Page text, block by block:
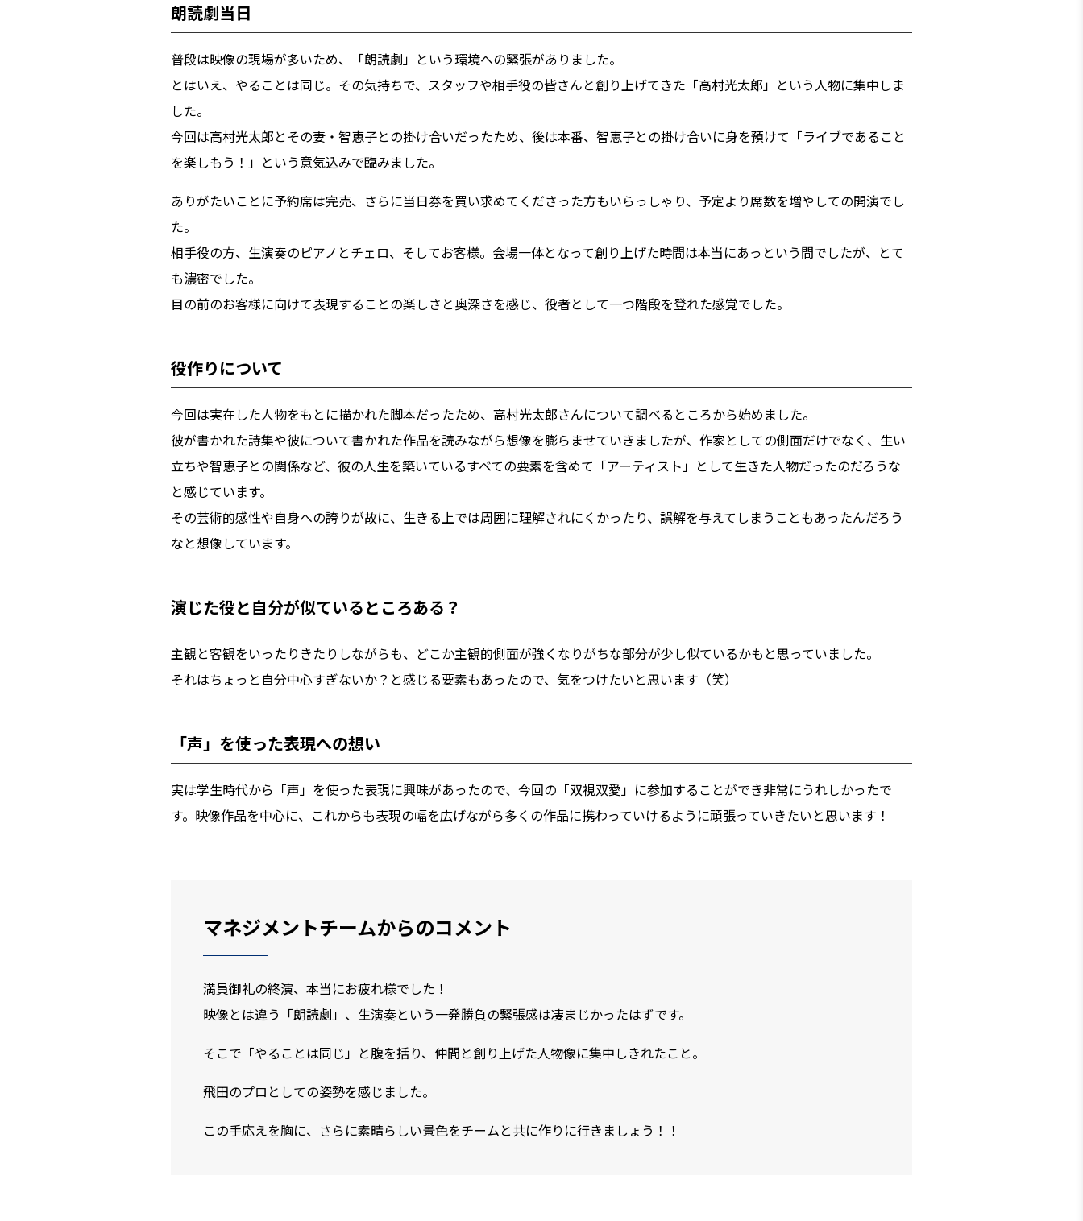
朗読劇当日
普段は映像の現場が多いため、「朗読劇」という環境への緊張がありました。
とはいえ、やることは同じ。その気持ちで、スタッフや相手役の皆さんと創り上げてきた「高村光太郎」という人物に集中しま
した。
今回は高村光太郎とその妻・智恵子との掛け合いだったため、後は本番、智恵子との掛け合いに身を預けて「ライブであること
を楽しもう！」という意気込みで臨みました。
ありがたいことに予約席は完売、さらに当日券を買い求めてくださった方もいらっしゃり、予定より席数を増やしての開演でし
た。
相手役の方、生演奏のピアノとチェロ、そしてお客様。会場一体となって創り上げた時間は本当に​あっという間でしたが、とて
も濃密でした。
目の前のお客様に向けて表現することの楽しさと奥深さを感じ、役者として一つ階段を登れた感覚でした。
役作りについて
今回は実在した人物をもとに描かれた脚本だったため、高村光太郎さんについて調べるところから始めました。
彼が書かれた詩集や彼について書かれた作品を読みながら想像を膨らませていきましたが、作家としての側面だけでなく、生い
立ちや智恵子との関係など、彼の人生を築いているすべての要素を含めて「アーティスト」として生きた人物だったのだろうな
と感じています。
その芸術的感性や自身への誇りが故に、生きる上では周囲に理解されにくかったり、誤解を与えてしまうこともあったんだろう
なと想像しています。
演じた役と自分が似ているところある？
主観と客観をいったりきたりしながらも、どこか主観的側面が強くなりがちな部分が少し似ているかもと思っていました。
それはちょっと自分中心すぎないか？と感じる要素もあったので、気をつけたいと思います（笑）
「声」を使った表現への想い
実は学生時代から「声」を使った表現に興味があったので、今回の「双視双愛」に参加することができ非常にうれしかったで
す。映像作品を中心に、これからも表現の幅を広げながら多くの作品に携わっていけるように頑張っていきたいと思います！
マネジメントチームからのコメント
満員御礼の終演、本当にお疲れ様でした！
映像とは違う「朗読劇」、生演奏という一発勝負の緊張感は凄まじかったはずです。
そこで「やることは同じ」と腹を括り、仲間と創り上げた人物像に集中しきれたこと。
飛田のプロとしての姿勢を感じました。
この手応えを胸に、さらに素晴らしい景色をチームと共に作りに行きましょう！！